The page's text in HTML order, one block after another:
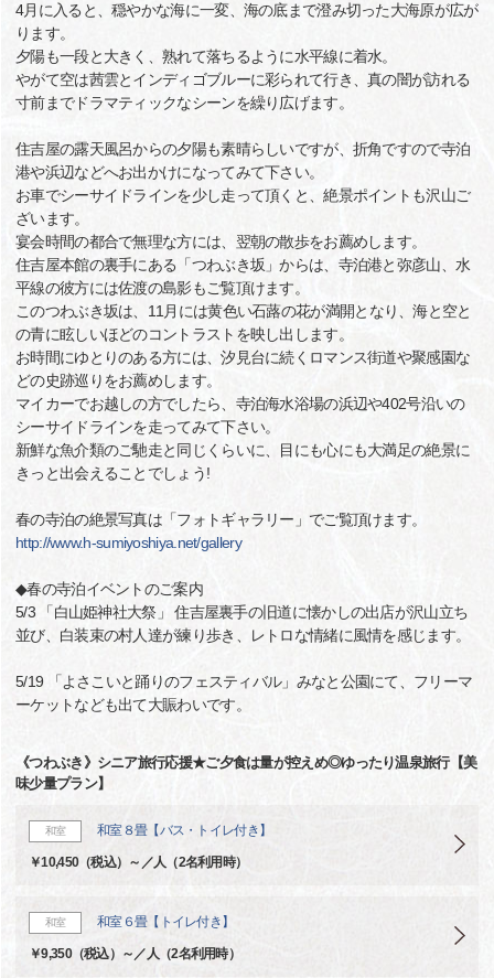
4月に入ると、穏やかな海に一変、海の底まで澄み切った大海原が広が
ります。
夕陽も一段と大きく、熟れて落ちるように水平線に着水。
やがて空は茜雲とインディゴブルーに彩られて行き、真の闇が訪れる
寸前までドラマティックなシーンを繰り広げます。
住吉屋の露天風呂からの夕陽も素晴らしいですが、折角ですので寺泊
港や浜辺などへお出かけになってみて下さい。
お車でシーサイドラインを少し走って頂くと、絶景ポイントも沢山ご
ざいます。
宴会時間の都合で無理な方には、翌朝の散歩をお薦めします。
住吉屋本館の裏手にある「つわぶき坂」からは、寺泊港と弥彦山、水
平線の彼方には佐渡の島影もご覧頂けます。
このつわぶき坂は、11月には黄色い石蕗の花が満開となり、海と空と
の青に眩しいほどのコントラストを映し出します。
お時間にゆとりのある方には、汐見台に続くロマンス街道や聚感園な
どの史跡巡りをお薦めします。
マイカーでお越しの方でしたら、寺泊海水浴場の浜辺や402号沿いの
シーサイドラインを走ってみて下さい。
新鮮な魚介類のご馳走と同じくらいに、目にも心にも大満足の絶景に
きっと出会えることでしょう!
春の寺泊の絶景写真は「フォトギャラリー」でご覧頂けます。
http://www.h-sumiyoshiya.net/gallery
◆春の寺泊イベントのご案内
5/3 「白山姫神社大祭」 住吉屋裏手の旧道に懐かしの出店が沢山立ち
並び、白装束の村人達が練り歩き、レトロな情緒に風情を感じます。
5/19 「よさこいと踊りのフェスティバル」みなと公園にて、フリーマ
ーケットなども出て大賑わいです。
《つわぶき》シニア旅行応援★ご夕食は量が控えめ◎ゆったり温泉旅行【美
味少量プラン】
和室 和室８畳【バス・トイレ付き】
￥10,450（税込）～／人（2名利用時）
和室 和室６畳【トイレ付き】
￥9,350（税込）～／人（2名利用時）